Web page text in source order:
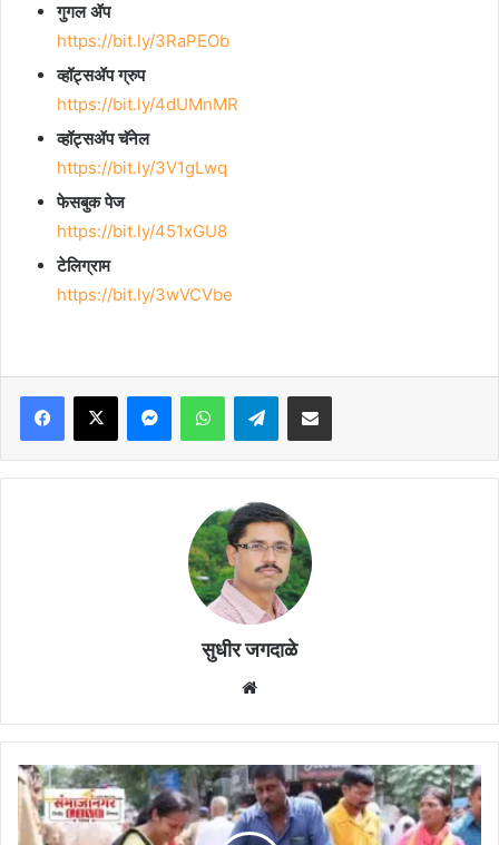
गुगल ॲप
https://bit.ly/3RaPEOb
व्हॉट्सॲप ग्रुप
https://bit.ly/4dUMnMR
व्हॉट्सॲप चॅनेल
https://bit.ly/3V1gLwq
फेसबुक पेज
https://bit.ly/451xGU8
टेलिग्राम
https://bit.ly/3wVCVbe
Facebook
X MessengerWhatsAppTelegramShare via Email
सुधीर जगदाळे
दिव्यांगांसाठी
६६७
पर्यावरणस्नेही